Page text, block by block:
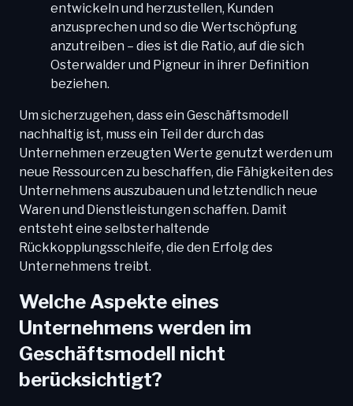
entwickeln und herzustellen, Kunden
anzusprechen und so die Wertschöpfung
anzutreiben – dies ist die Ratio, auf die sich
Osterwalder und Pigneur in ihrer Definition
beziehen.
Um sicherzugehen, dass ein Geschäftsmodell
nachhaltig ist, muss ein Teil der durch das
Unternehmen erzeugten Werte genutzt werden um
neue Ressourcen zu beschaffen, die Fähigkeiten des
Unternehmens auszubauen und letztendlich neue
Waren und Dienstleistungen schaffen. Damit
entsteht eine selbsterhaltende
Rückkopplungsschleife, die den Erfolg des
Unternehmens treibt.
Welche Aspekte eines
Unternehmens werden im
Geschäftsmodell nicht
berücksichtigt?